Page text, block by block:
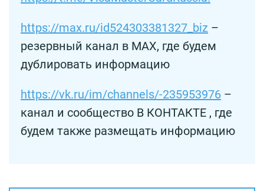
https://max.ru/id524303381327_biz –
резервный канал в MAX, где будем
дублировать информацию
https://vk.ru/im/channels/-235953976 –
канал и сообщество В КОНТАКТЕ , где
будем также размещать информацию